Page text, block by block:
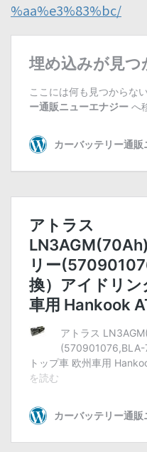
%aa%e3%83%bc/